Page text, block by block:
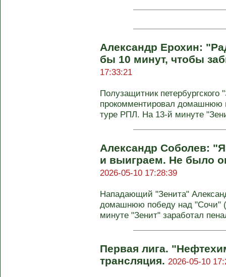
Александр Ерохин:
бы 10 минут, чтобы
17:33:21
Полузащитник
прокомментировал домашнюю
туре РПЛ. На 13-й минуте
Александр Соболев:
и выиграем. Не было
2026-05-10 17:28:39
Нападающий "Зенита"
домашнюю победу над "Сочи"
минуте "Зенит" заработал
Первая лига.
трансляция. 2026-05-10